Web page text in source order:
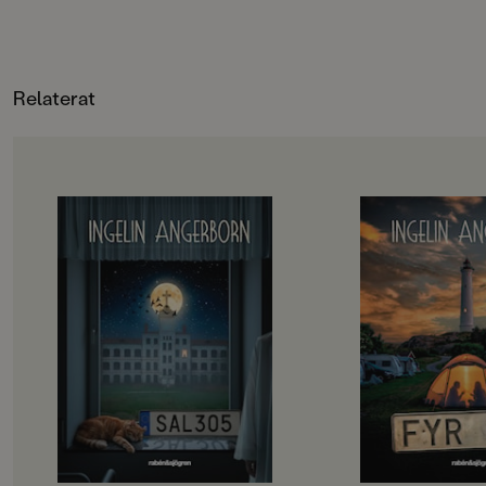
Relaterat
OM BOKEN
Fristående uppföljare till Rum 213
”Ingelin Angerborn är otroligt
skicklig på att bygga upp rädslan i
helt vanliga situationer.”
Dagens Nyheter”Det här är riktigt
Barn&ungdomsboksbloggenVem är
det som tar Elviras hand just när
hon håller på att somna? Och vem
var det egentligen hon såg i
sjukhussängen bredvid hennes i
natt? Elvira vet inte. Hon vet bara
OM BOKEN
Fristående
”Ingelin
igen.”
Corren”Fyr 137 är
väldigt bra
perfekt som
Bokkoll.seVem
Elvira, Meja och
vid Svartudden?
smyger utanför
natten? Och vem
Elvira ser i fyrens